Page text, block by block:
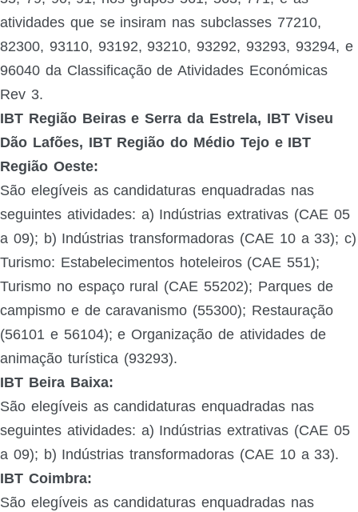
atividades que se insiram nas subclasses 77210,
82300, 93110, 93192, 93210, 93292, 93293, 93294, e
96040 da Classificação de Atividades Económicas
Rev 3.
IBT Região Beiras e Serra da Estrela, IBT Viseu
Dão Lafões, IBT Região do Médio Tejo e IBT
Região Oeste:
São elegíveis as candidaturas enquadradas nas
seguintes atividades: a) Indústrias extrativas (CAE 05
a 09); b) Indústrias transformadoras (CAE 10 a 33); c)
Turismo: Estabelecimentos hoteleiros (CAE 551);
Turismo no espaço rural (CAE 55202); Parques de
campismo e de caravanismo (55300); Restauração
(56101 e 56104); e Organização de atividades de
animação turística (93293).
IBT Beira Baixa:
São elegíveis as candidaturas enquadradas nas
seguintes atividades: a) Indústrias extrativas (CAE 05
a 09); b) Indústrias transformadoras (CAE 10 a 33).
IBT Coimbra:
São elegíveis as candidaturas enquadradas nas